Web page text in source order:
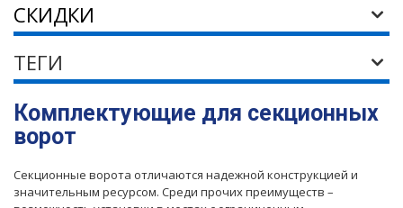
СКИДКИ
ТЕГИ
Комплектующие для секционных
ворот
Секционные ворота отличаются надежной конструкцией и
значительным ресурсом. Среди прочих преимуществ –